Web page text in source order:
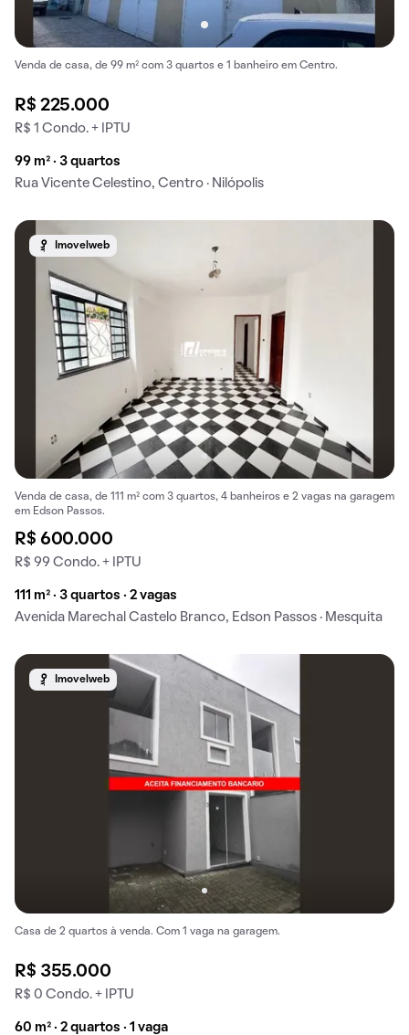
Venda de casa, de 99 m² com 3 quartos e 1 banheiro em Centro.
R$ 225.000
R$ 1 Condo. + IPTU
99 m² · 3 quartos
Rua Vicente Celestino, Centro · Nilópolis
Imovelweb
Venda de casa, de 111 m² com 3 quartos, 4 banheiros e 2 vagas na garagem
em Edson Passos.
R$ 600.000
R$ 99 Condo. + IPTU
111 m² · 3 quartos · 2 vagas
Avenida Marechal Castelo Branco, Edson Passos · Mesquita
Imovelweb
Casa de 2 quartos à venda. Com 1 vaga na garagem.
R$ 355.000
R$ 0 Condo. + IPTU
60 m² · 2 quartos · 1 vaga